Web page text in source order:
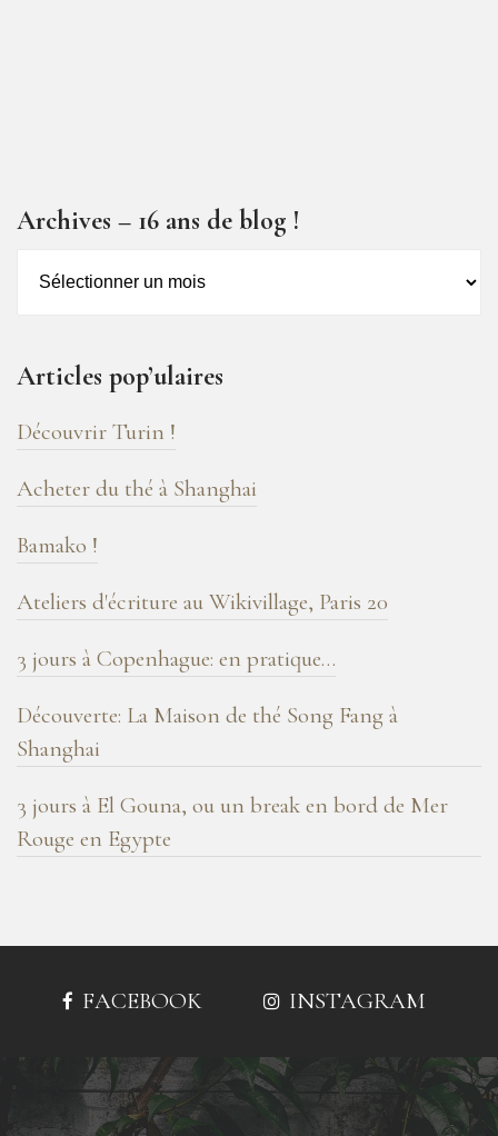
Archives – 16 ans de blog !
de
blog
!
Articles pop’ulaires
Découvrir Turin !
Acheter du thé à Shanghai
Bamako !
Ateliers d'écriture au Wikivillage, Paris 20
3 jours à Copenhague: en pratique…
Découverte: La Maison de thé Song Fang à
Shanghai
3 jours à El Gouna, ou un break en bord de Mer
Rouge en Egypte
FACEBOOK INSTAGRAM